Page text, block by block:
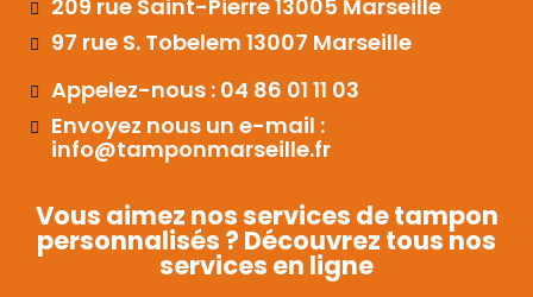
209 rue Saint-Pierre 13005 Marseille
97 rue S. Tobelem 13007 Marseille
Appelez-nous : 04 86 01 11 03
Envoyez nous un e-mail :
info@tamponmarseille.fr
Vous aimez nos services de tampon
personnalisés ? Découvrez tous nos
services en ligne